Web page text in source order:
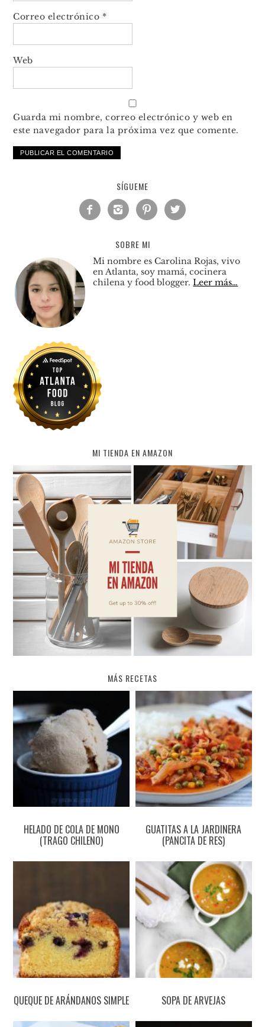
Correo electrónico *
Web
Guarda mi nombre, correo electrónico y web en
este navegador para la próxima vez que comente.
SÍGUEME
   
SOBRE MI
Mi nombre es Carolina Rojas, vivo
en Atlanta, soy mamá, cocinera
chilena y food blogger.Leer más…
MI TIENDA EN AMAZON
MÁS RECETAS
HELADO DE COLA DE MONO
(TRAGO CHILENO)
GUATITAS A LA JARDINERA
(PANCITA DE RES)
QUEQUE DE ARÁNDANOS SIMPLE SOPA DE ARVEJAS